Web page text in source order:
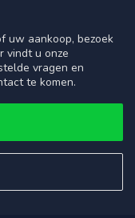
uw aankoop, bezoek
vindt u onze
vragen en
te komen.